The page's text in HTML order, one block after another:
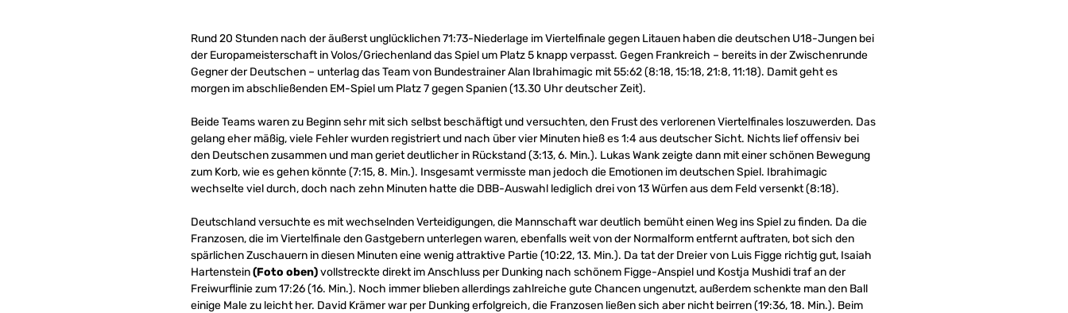
Rund 20 Stunden nach der äußerst unglücklichen 71:73-Niederlage im Viertelfinale gegen Litauen haben die deutschen U18-Jungen bei
der Europameisterschaft in Volos/Griechenland das Spiel um Platz 5 knapp verpasst. Gegen Frankreich – bereits in der Zwischenrunde
Gegner der Deutschen – unterlag das Team von Bundestrainer Alan Ibrahimagic mit 55:62 (8:18, 15:18, 21:8, 11:18). Damit geht es
morgen im abschließenden EM-Spiel um Platz 7 gegen Spanien (13.30 Uhr deutscher Zeit).
Beide Teams waren zu Beginn sehr mit sich selbst beschäftigt und versuchten, den Frust des verlorenen Viertelfinales loszuwerden. Das
gelang eher mäßig, viele Fehler wurden registriert und nach über vier Minuten hieß es 1:4 aus deutscher Sicht. Nichts lief offensiv bei
den Deutschen zusammen und man geriet deutlicher in Rückstand (3:13, 6. Min.). Lukas Wank zeigte dann mit einer schönen Bewegung
zum Korb, wie es gehen könnte (7:15, 8. Min.). Insgesamt vermisste man jedoch die Emotionen im deutschen Spiel. Ibrahimagic
wechselte viel durch, doch nach zehn Minuten hatte die DBB-Auswahl lediglich drei von 13 Würfen aus dem Feld versenkt (8:18).
Deutschland versuchte es mit wechselnden Verteidigungen, die Mannschaft war deutlich bemüht einen Weg ins Spiel zu finden. Da die
Franzosen, die im Viertelfinale den Gastgebern unterlegen waren, ebenfalls weit von der Normalform entfernt auftraten, bot sich den
spärlichen Zuschauern in diesen Minuten eine wenig attraktive Partie (10:22, 13. Min.). Da tat der Dreier von Luis Figge richtig gut, Isaiah
Hartenstein(Foto oben)vollstreckte direkt im Anschluss per Dunking nach schönem Figge-Anspiel und Kostja Mushidi traf an der
Freiwurflinie zum 17:26 (16. Min.). Noch immer blieben allerdings zahlreiche gute Chancen ungenutzt, außerdem schenkte man den Ball
einige Male zu leicht her. David Krämer war per Dunking erfolgreich, die Franzosen ließen sich aber nicht beirren (19:36, 18. Min.). Beim